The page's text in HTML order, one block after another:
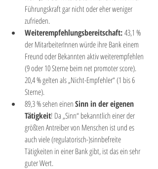
Führungskraft gar nicht oder eher weniger
zufrieden.
Weiterempfehlungsbereitschaft: 43,1 %
der MitarbeiterInnen würde ihre Bank einem
Freund oder Bekannten aktiv weiterempfehlen
(9 oder 10 Sterne beim net promoter score).
20,4 % gelten als „Nicht-Empfehler“ (1 bis 6
Sterne).
89,3 % sehen einen Sinn in der eigenen
Tätigkeit! Da „Sinn“ bekanntlich einer der
größten Antreiber von Menschen ist und es
auch viele (regulatorisch-)sinnbefreite
Tätigkeiten in einer Bank gibt, ist das ein sehr
guter Wert.